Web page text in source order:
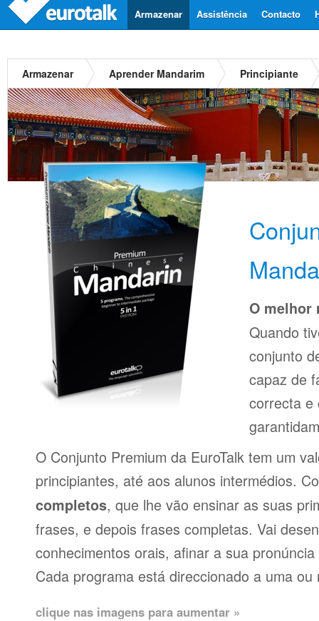
Contacto
Assistência
Armazenar
Armazenar Aprender Mandarim Principiante
O melhor
Quando
conjunto
capaz de
correcta e
O Conjunto Premium da EuroTalk tem um
principiantes, até aos alunos intermédios.
completos, que lhe vão ensinar as suas
frases, e depois frases completas. Vai
conhecimentos orais, afinar a sua
Cada programa está direccionado a uma
clique nas imagens para aumentar »